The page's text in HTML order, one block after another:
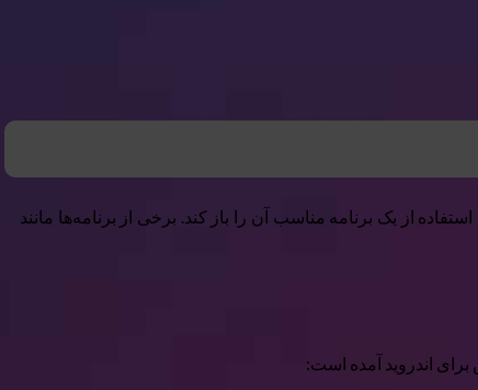
از یک برنامه مناسب آن را باز کند. برخی از برنامه‌ها مانند
برای اندروید آمده است: